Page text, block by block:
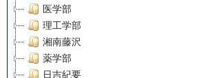
医学部
理工学部
湘南藤沢
薬学部
日吉紀要